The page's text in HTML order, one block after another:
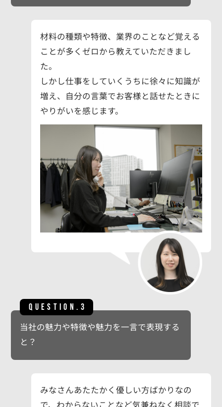
材料の種類や特徴、業界のことなど覚える
ことが多くゼロから教えていただきまし
た。
しかし仕事をしていくうちに徐々に知識が
増え、自分の言葉でお客様と話せたときに
やりがいを感じます。
QUESTION.3
当社の魅力や特徴や魅力を一言で表現する
と？
みなさんあたたかく優しい方ばかりなの
で、わからないことなど気兼ねなく相談で